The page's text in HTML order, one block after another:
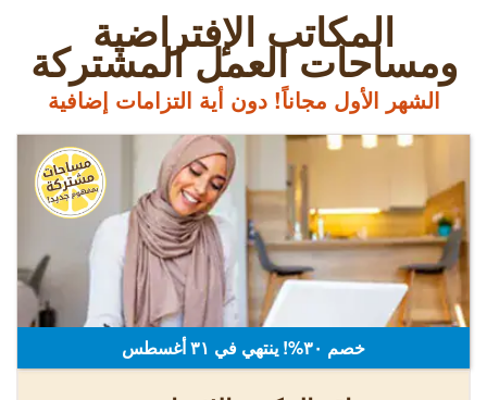
المكاتب الإفتراضية
ومساحات العمل المشتركة
الشهر الأول مجاناً! دون أية التزامات إضافية
خصم ٣٠%! ينتهي في ٣۱ أغسطس